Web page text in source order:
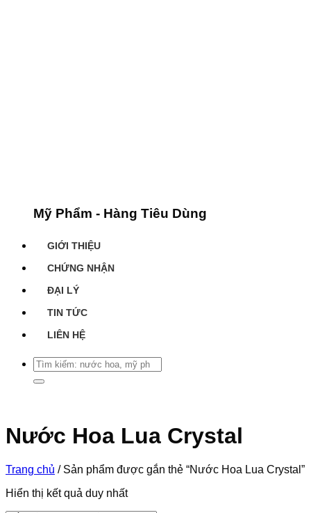
Mỹ Phẩm - Hàng Tiêu Dùng
GIỚI THIỆU
CHỨNG NHẬN
ĐẠI LÝ
TIN TỨC
LIÊN HỆ
Tìm
kiếm:
Nước Hoa Lua Crystal
Trang chủ /Sản phẩm được gắn thẻ “Nước Hoa Lua Crystal”
Hiển thị kết quả duy nhất